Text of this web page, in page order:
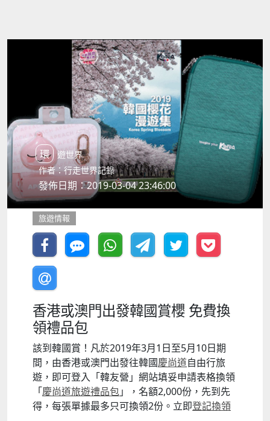
環遊世界
作者：行走世界記錄
發佈日期：2019-03-04 23:46:00
旅遊情報
香港或澳門出發韓國賞櫻 免費換
領禮品包
該到韓國賞！凡於2019年3月1日至5月10日期
間，由香港或澳門出發往韓國慶尚道自由行旅
遊，即可登入「韓友營」網站填妥申請表格換領
「慶尚道旅遊禮品包」，名額2,000份，先到先
得，每張單據最多只可換領2份。立即登記換領